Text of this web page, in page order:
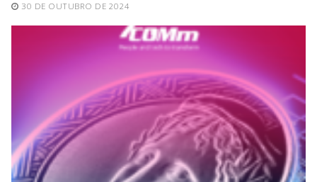
30 DE OUTUBRO DE 2024